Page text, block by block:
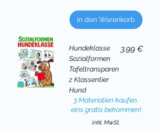
in den Warenkorb
Hundeklasse
Sozialformen
Tafeltransparen
z Klassentier
Hund
Preis
3,99 €
3 Materialien kaufen,
eins gratis bekommen!
inkl. MwSt.